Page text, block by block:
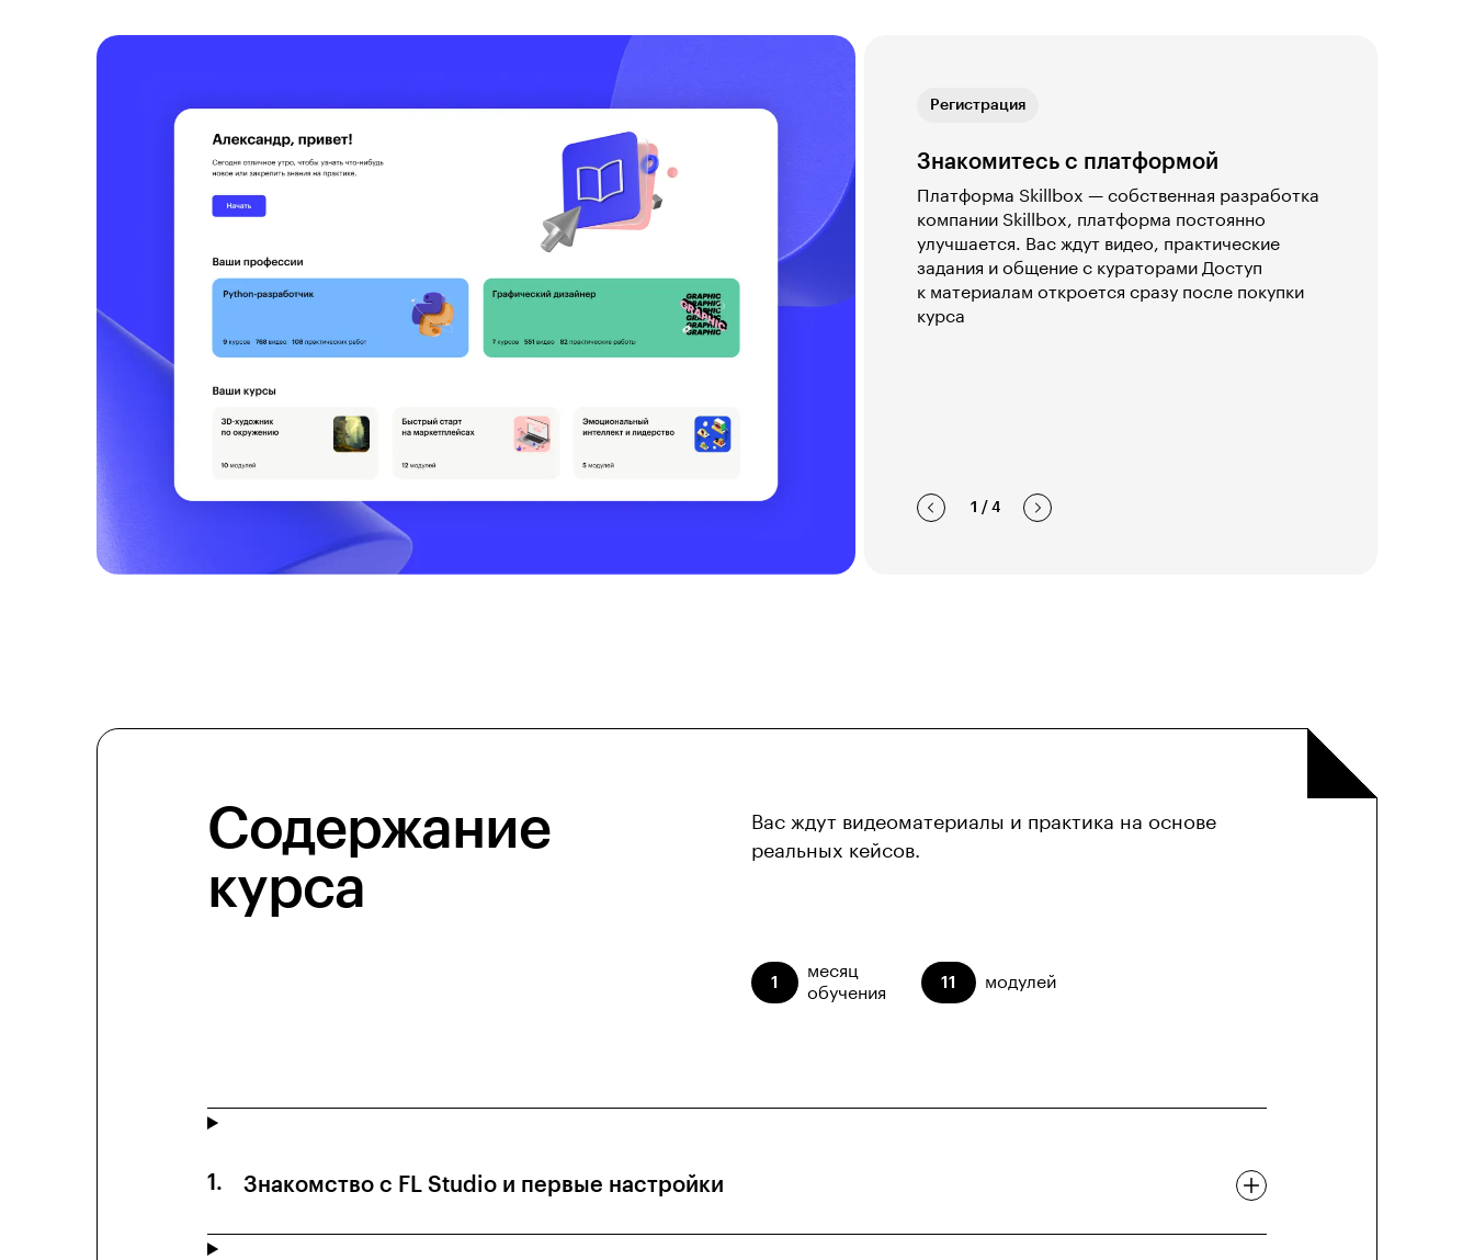
1 / 4
Обратная связь
Регистрация
Знакомитесь с платформой
Платформа Skillbox — собственная разработка
компании Skillbox, платформа постоянно
улучшается. Вас ждут видео, практические
задания и общение с кураторами Доступ
к материалам откроется сразу после покупки
курса
Теория
Практика
Обратная связь
Регистрация
Содержание
курса
Вас ждут видеоматериалы и практика на основе
реальных кейсов.
1
месяц
обучения
11 модулей
Знакомство с FL Studio и первые настройки